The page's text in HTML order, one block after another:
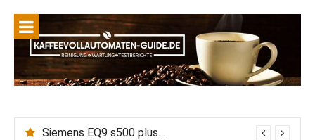
Siemens EQ9 s500 plus connect Wasserhärte einstellen, Entkalken vs Calc n Clean: Wie wirkt die eingestellte Wasserhärte auf Entkalkungszyklen?